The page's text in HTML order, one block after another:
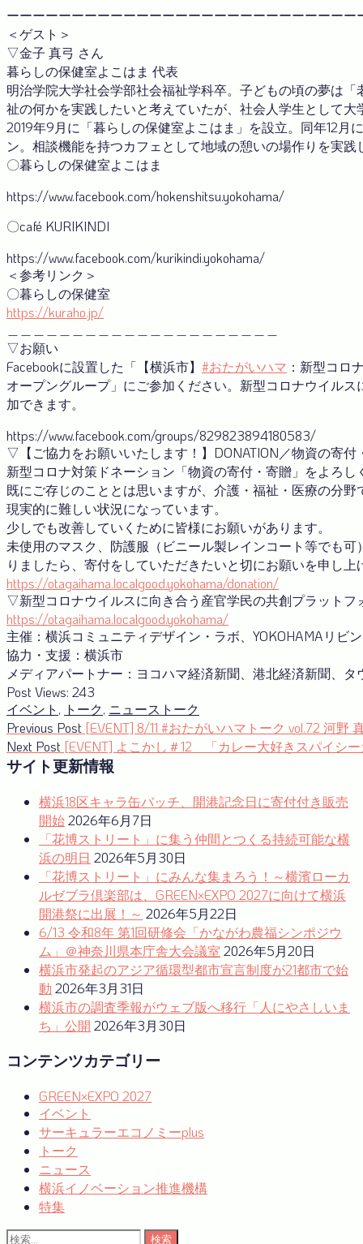
ーーーーーーーーーーーーーーーーーーーーーーーーーーー
＜ゲスト＞
▽金子 真弓 さん
暮らしの保健室よこはま 代表
明治学院大学社会学部社会福祉学科卒。子どもの頃の夢は
祉の何かを実践したいと考えていたが、社会人学生として
2019年9月に「暮らしの保健室よこはま」を設立。同年12月
ン。相談機能を持つカフェとして地域の憩いの場作りを実践
〇暮らしの保健室よこはま
https://www.facebook.com/hokenshitsu.yokohama/
〇café KURIKINDI
https://www.facebook.com/kurikindi.yokohama/
＜参考リンク＞
〇暮らしの保健室
https://kuraho.jp/
▽お願い
Facebookに設置した「【横浜市】 #おたがいハマ ：新型コロ
オープングループ」にご参加ください。新型コロナウイル
加できます。
https://www.facebook.com/groups/829823894180583/
▽【ご協力をお願いいたします！】DONATION／物資の寄付
新型コロナ対策ドネーション「物資の寄付・寄贈」をよろし
既にご存じのこととは思いますが、介護・福祉・医療の分
現実的に難しい状況になっています。
少しでも改善していくために皆様にお願いがあります。
未使用のマスク、防護服（ビニール製レインコート等でも
りましたら、寄付をしていただきたいと切にお願いを申し上
https://otagaihama.localgood.yokohama/donation/
▽新型コロナウイルスに向き合う産官学⺠の共創プラットフ
https://otagaihama.localgood.yokohama/
主催：横浜コミュニティデザイン・ラボ、YOKOHAMAリビ
協力・支援：横浜市
メディアパートナー：ヨコハマ経済新聞、港北経済新聞、タ
Post Views: 243
イベント , トーク, ニュース トーク
投
稿
ビ
ゲ
シ
ン
Previous Post Previous
post:
[EVENT] 8/11 #おたがいハマトーク vol.72 河野
Next Post Next
post:
[EVENT] よこかし＃12 「カレー大好きスパイシ
サイト更新情報
横浜18区キャラ缶バッチ、開港記念日に寄付付き販売
開始2026年6月7日
「花博ストリート」に集う仲間とつくる持続可能な横
浜の明日 2026年5月30日
「花博ストリート」にみんな集まろう！～横濱ローカ
ルゼブラ倶楽部は、GREEN×EXPO 2027に向けて横浜
開港祭に出展！～ 2026年5月22日
6/13 令和8年 第1回研修会「かながわ農福シンポジウ
ム」＠神奈川県本庁舎大会議室 2026年5月20日
横浜市発起のアジア循環型都市宣言制度が21都市で始
動 2026年3月31日
横浜市の調査季報がウェブ版へ移行「人にやさしいま
ち」公開 2026年3月30日
コンテンツカテゴリー
GREEN×EXPO 2027
イベント
サーキュラーエコノミーplus
トーク
ニュース
横浜イノベーション推進機構
特集
検